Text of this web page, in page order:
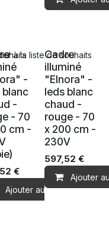
-
blanc
-
- 70
cm -
€
Ajouter au panier
Ventes
Cadre
illuminé
"Elnora" -
leds blanc
chaud -
rouge - 70
x 200 cm -
230V
597,52 €
Ajouter
à la liste de souhaits